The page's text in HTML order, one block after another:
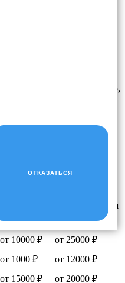
с возрастом.
в передней
может дребезжать при
скрежетом ослабленного,
нет ли износа,
специалисты провели
Внедорожники
от 4000 ₽
от 6000 ₽
от 10000 ₽
от 25000 ₽
от 1000 ₽
от 12000 ₽
от 15000 ₽ от 20000 ₽
ОТКАЗАТЬСЯ